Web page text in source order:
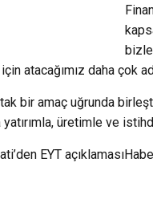
atacağımız daha çok
bir amaç uğrunda
üretimle ve
EYT